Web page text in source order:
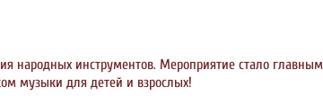
народных инструментов. Мероприятие стало
музыки для детей и взрослых!